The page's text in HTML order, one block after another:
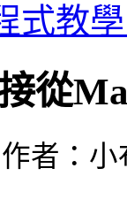
式教
從
者：